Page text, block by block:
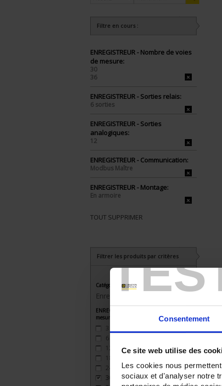
Consentement
Ce site web utilise des
Les cookies nous
sociaux et d'analyser notre
Filtre en cours :
ENREGISTREUR - Nombre de voies
de mesure:
30
36
ENREGISTREUR - Sorties relais:
6 sorties
ENREGISTREUR - Sorties
analogiques:
12
ENREGISTREUR - Communication:
Modbus Maître
ENREGISTREUR - Montage:
En armoire
TOUT SUPPRIMER
Filtrer les produits par critères
Catégorie
Enregistreurs sans papier
ENREGISTREUR - Nombre de voies de
mesure
3
6
12
18
24
30